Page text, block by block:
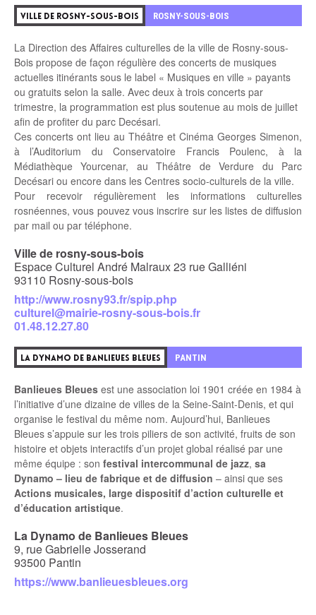
VILLE DE ROSNY-SOUS-BOIS ROSNY-SOUS-BOIS
La Direction des Affaires culturelles de la ville de Rosny-sous-
Bois propose de façon régulière des concerts de musiques
actuelles itinérants sous le label « Musiques en ville » payants
ou gratuits selon la salle. Avec deux à trois concerts par
trimestre, la programmation est plus soutenue au mois de juillet
afin de profiter du parc Decésari.
Ces concerts ont lieu au Théâtre et Cinéma Georges Simenon,
à l’Auditorium du Conservatoire Francis Poulenc, à la
Médiathèque Yourcenar, au Théâtre de Verdure du Parc
Decésari ou encore dans les Centres socio-culturels de la ville.
Pour recevoir régulièrement les informations culturelles
rosnéennes, vous pouvez vous inscrire sur les listes de diffusion
par mail ou par téléphone.
Ville de rosny-sous-bois
Espace Culturel André Malraux 23 rue Galliéni
93110 Rosny-sous-bois
http://www.rosny93.fr/spip.php
culturel@mairie-rosny-sous-bois.fr
01.48.12.27.80
LA DYNAMO DE BANLIEUES BLEUES PANTIN
Banlieues Bleues est une association loi 1901 créée en 1984 à
l’initiative d’une dizaine de villes de la Seine-Saint-Denis, et qui
organise le festival du même nom. Aujourd’hui, Banlieues
Bleues s’appuie sur les trois piliers de son activité, fruits de son
histoire et objets interactifs d’un projet global réalisé par une
même équipe : son festival intercommunal de jazz, sa
Dynamo – lieu de fabrique et de diffusion – ainsi que ses
Actions musicales, large dispositif d’action culturelle et
d’éducation artistique.
La Dynamo de Banlieues Bleues
9, rue Gabrielle Josserand
93500 Pantin
https://www.banlieuesbleues.org